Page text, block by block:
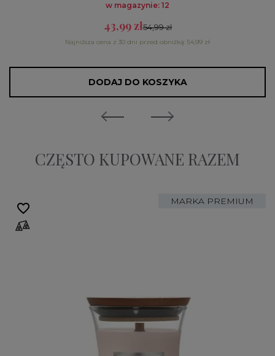
w magazynie: 12
43,99 zł54,99 zł
Najniższa cena z 30 dni przed obniżką: 54,99 zł
DODAJ DO KOSZYKA
CZĘSTO KUPOWANE RAZEM
MARKA PREMIUM
favorite_border